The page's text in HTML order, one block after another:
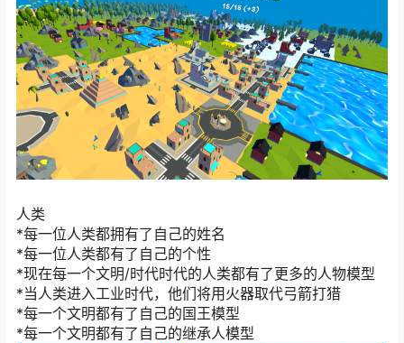
人类
*每一位人类都拥有了自己的姓名
*每一位人类都有了自己的个性
*现在每一个文明/时代时代的人类都有了更多的人物模型
*当人类进入工业时代，他们将用火器取代弓箭打猎
*每一个文明都有了自己的国王模型
*每一个文明都有了自己的继承人模型